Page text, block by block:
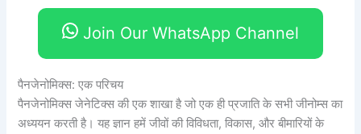
Join Our WhatsApp Channel
पैनजेनोमिक्स: एक परिचय
पैनजेनोमिक्स जेनेटिक्स की एक शाखा है जो एक ही प्रजाति के सभी जीनोम्स का
अध्ययन करती है। यह ज्ञान हमें जीवों की विविधता, विकास, और बीमारियों के